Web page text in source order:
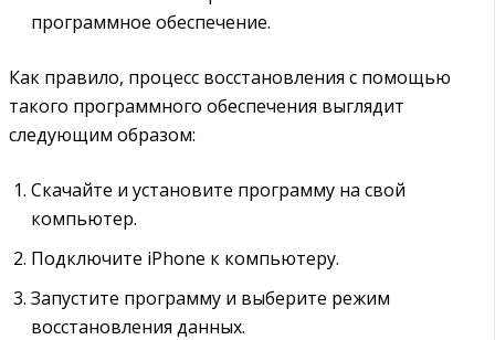
программное обеспечение.
Как правило, процесс восстановления с помощью
такого программного обеспечения выглядит
следующим образом:
Скачайте и установите программу на свой
компьютер.
Подключите iPhone к компьютеру.
Запустите программу и выберите режим
восстановления данных.